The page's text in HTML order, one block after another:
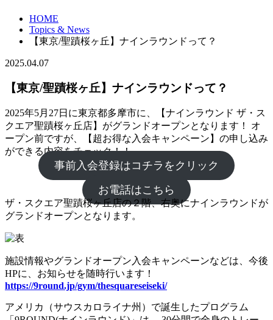
HOME
Topics & News
【東京/聖蹟桜ヶ丘】ナインラウンドって？
2025.04.07
【東京/聖蹟桜ヶ丘】ナインラウンドって？
2025年5月27日に東京都多摩市に、【ナインラウンド ザ・ス
クエア聖蹟桜ヶ丘店】がグランドオープンとなります！ オ
ープン前ですが、【超お得な入会キャンペーン】の申し込み
ができる内容をチェック！！
事前入会登録はコチラをクリック
お電話はこちら
ザ・スクエア聖蹟桜ヶ丘店の２階、右奥にナインラウンドが
グランドオープンとなります。
施設情報やグランドオープン入会キャンペーンなどは、今後
HPに、お知らせを随時行います！
https://9round.jp/gym/thesquareseiseki/
アメリカ（サウスカロライナ州）で誕生したプログラム